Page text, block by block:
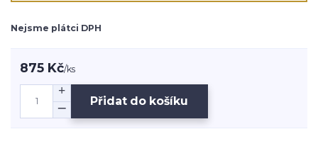
Nejsme plátci DPH
875 Kč/ks
Přidat do košíku